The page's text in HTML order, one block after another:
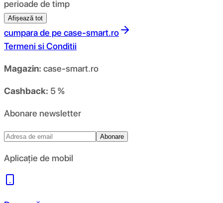
perioade de timp
Afișează tot
cumpara de pe case-smart.ro
Termeni si Conditii
Magazin: case-smart.ro
Cashback: 5 %
Abonare newsletter
Abonare
Aplicație de mobil